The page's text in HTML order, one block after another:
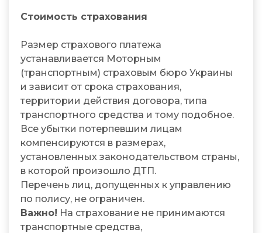
Стоимость страхования
Размер страхового платежа
устанавливается Моторным
(транспортным) страховым бюро Украины
и зависит от срока страхования,
территории действия договора, типа
транспортного средства и тому подобное.
Все убытки потерпевшим лицам
компенсируются в размерах,
установленных законодательством страны,
в которой произошло ДТП.
Перечень лиц, допущенных к управлению
по полису, не ограничен.
Важно! На страхование не принимаются
транспортные средства,